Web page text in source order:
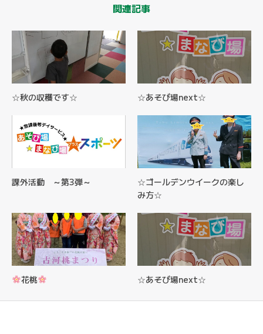
関連記事
☆秋の収穫です☆ ☆あそび場next☆
課外活動 ～第3弾～
☆ゴールデンウイークの楽し
み方☆
花桃 ☆あそび場next☆